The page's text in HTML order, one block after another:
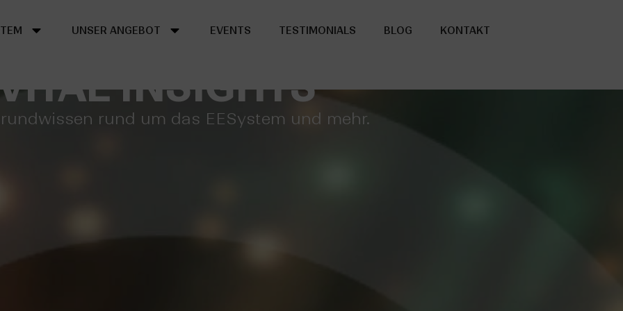
UNSER ANGEBOT EVENTS TESTIMONIALS BLOG KONTAKT
Dresden
INSIGHTS
rund um das EESystem und mehr.